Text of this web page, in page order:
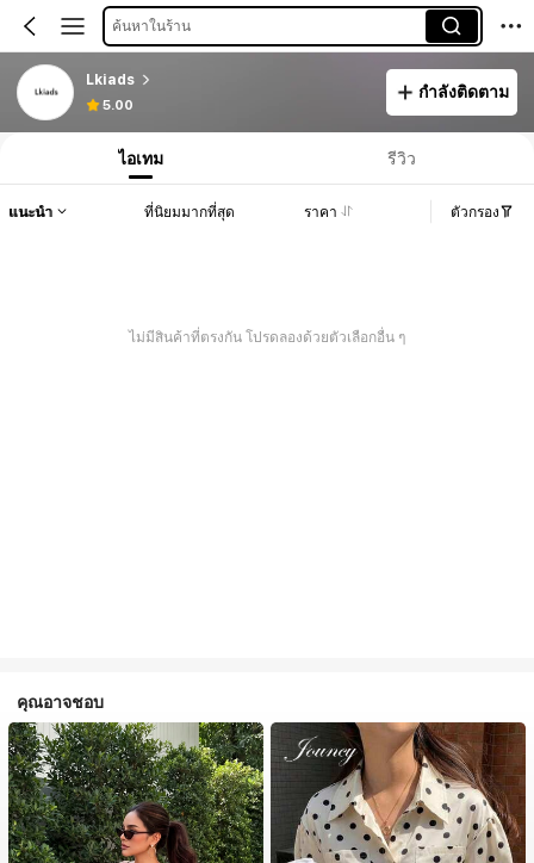
ค้นหาในร้าน
Lkiads
5.00
กำลังติดตาม
ไอเทม รีวิว
แนะนำ ที่นิยมมากที่สุด ราคา ตัวกรอง
ไม่มีสินค้าที่ตรงกัน โปรดลองด้วยตัวเลือกอื่น ๆ
คุณอาจชอบ